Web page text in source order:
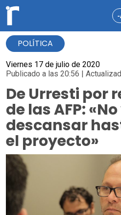
POLÍTICA
Viernes 17 de julio de 2020
Publicado a las 20:56 |
De Urresti por
de las AFP:
descansar
el proyecto»